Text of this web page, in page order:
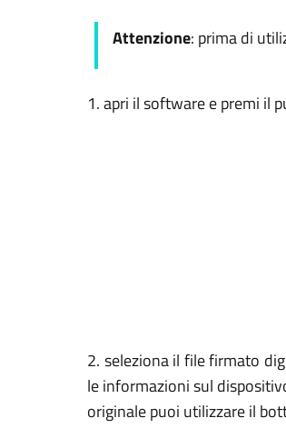
Attenzione: prima di
1. apri il software e premi il
2. seleziona il file firmato
le informazioni sul
originale puoi utilizzare il